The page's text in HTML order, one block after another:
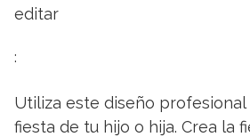
editar
:
Utiliza este diseño
fiesta de tu hijo o hija. Crea la